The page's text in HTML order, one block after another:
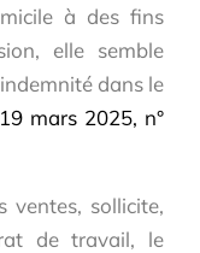
à des fins
elle semble
dans le
mars 2025, n°
ventes, sollicite,
de travail, le